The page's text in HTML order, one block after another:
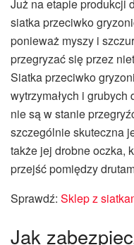
Już na etapie produkcji
siatka przeciwko
ponieważ myszy i
przegryzać się przez
Siatka przeciwko
wytrzymałych i
nie są w stanie
szczególnie skuteczna
także jej drobne oczka,
przejść pomiędzy
Sprawdź: Sklep z
Jak